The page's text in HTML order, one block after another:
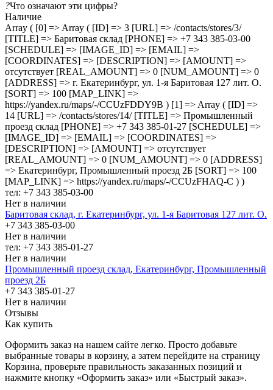
?Что означают эти цифры?
Наличие
Array ( [0] => Array ( [ID] => 3 [URL] => /contacts/stores/3/
[TITLE] => Баритовая склад [PHONE] => +7 343 385-03-00
[SCHEDULE] => [IMAGE_ID] => [EMAIL] =>
[COORDINATES] => [DESCRIPTION] => [AMOUNT] =>
отсутствует [REAL_AMOUNT] => 0 [NUM_AMOUNT] => 0
[ADDRESS] => г. Екатеринбург, ул. 1-я Баритовая 127 лит. О.
[SORT] => 100 [MAP_LINK] =>
https://yandex.ru/maps/-/CCUzFDDY9B ) [1] => Array ( [ID] =>
14 [URL] => /contacts/stores/14/ [TITLE] => Промышленный
проезд cклад [PHONE] => +7 343 385-01-27 [SCHEDULE] =>
[IMAGE_ID] => [EMAIL] => [COORDINATES] =>
[DESCRIPTION] => [AMOUNT] => отсутствует
[REAL_AMOUNT] => 0 [NUM_AMOUNT] => 0 [ADDRESS]
=> Екатеринбург, Промышленный проезд 2Б [SORT] => 100
[MAP_LINK] => https://yandex.ru/maps/-/CCUzFHAQ-C ) )
тел: +7 343 385-03-00
Нет в наличии
Баритовая склад, г. Екатеринбург, ул. 1-я Баритовая 127 лит. О.
+7 343 385-03-00
Нет в наличии
тел: +7 343 385-01-27
Нет в наличии
Промышленный проезд cклад, Екатеринбург, Промышленный
проезд 2Б
+7 343 385-01-27
Нет в наличии
Отзывы
Как купить
Оформить заказ на нашем сайте легко. Просто добавьте
выбранные товары в корзину, а затем перейдите на страницу
Корзина, проверьте правильность заказанных позиций и
нажмите кнопку «Оформить заказ» или «Быстрый заказ».